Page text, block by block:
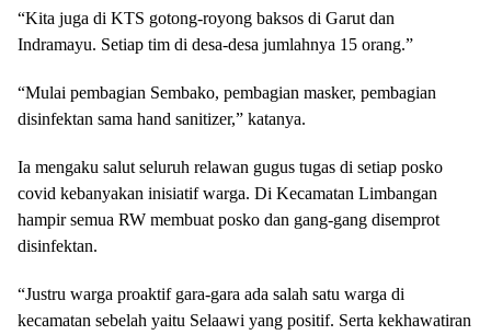
“Kita juga di KTS gotong-royong baksos di Garut dan
Indramayu. Setiap tim di desa-desa jumlahnya 15 orang.”
“Mulai pembagian Sembako, pembagian masker, pembagian
disinfektan sama hand sanitizer,” katanya.
Ia mengaku salut seluruh relawan gugus tugas di setiap posko
covid kebanyakan inisiatif warga. Di Kecamatan Limbangan
hampir semua RW membuat posko dan gang-gang disemprot
disinfektan.
“Justru warga proaktif gara-gara ada salah satu warga di
kecamatan sebelah yaitu Selaawi yang positif. Serta kekhawatiran